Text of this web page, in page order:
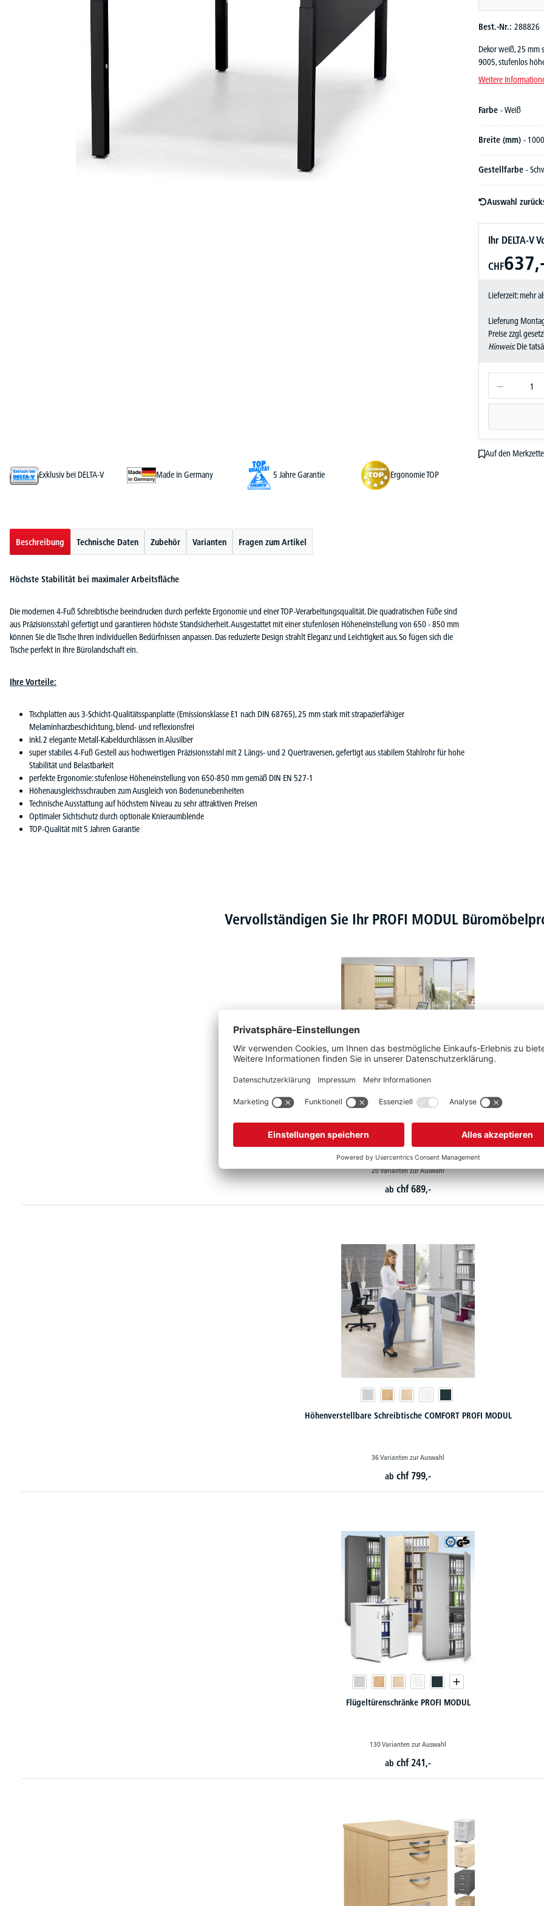
Best.-Nr.: 288826
Dekor weiß, 25 mm
9005, stufenlos
Weitere
Farbe - Weiß
Breite (mm) - 1000
Gestellfarbe -
Auswahl
Ihr DELTA-V
CHF
Lieferzeit: mehr
Lieferung
Preise zzgl.
Hinweis: Die
Auf den Merkzettel
Exklusiv bei DELTA-V
Made in Germany 5 Jahre Garantie Ergonomie TOP
Beschreibung Technische Daten Zubehör Varianten Fragen zum Artikel
Höchste Stabilität bei maximaler Arbeitsfläche
Die modernen 4-Fuß Schreibtische beeindrucken durch perfekte Ergonomie und einer TOP-Verarbeitungsqualität. Die quadratischen Füße sind
aus Präzisionsstahl gefertigt und garantieren höchste Standsicherheit. Ausgestattet mit einer stufenlosen Höheneinstellung von 650 - 850 mm
können Sie die Tische Ihren individuellen Bedürfnissen anpassen. Das reduzierte Design strahlt Eleganz und Leichtigkeit aus. So fügen sich die
Tische perfekt in Ihre Bürolandschaft ein.
Ihre Vorteile:
Tischplatten aus 3-Schicht-Qualitätsspanplatte (Emissionsklasse E1 nach DIN 68765), 25 mm stark mit strapazierfähiger
Melaminharzbeschichtung, blend- und reflexionsfrei
inkl. 2 elegante Metall-Kabeldurchlässen in Alusilber
super stabiles 4-Fuß Gestell aus hochwertigen Präzisionsstahl mit 2 Längs- und 2 Quertraversen, gefertigt aus stabilem Stahlrohr für hohe
Stabilität und Belastbarkeit
perfekte Ergonomie: stufenlose Höheneinstellung von 650-850 mm gemäß DIN EN 527-1
Höhenausgleichsschrauben zum Ausgleich von Bodenunebenheiten
Technische Ausstattung auf höchstem Niveau zu sehr attraktiven Preisen
Optimaler Sichtschutz durch optionale Knieraumblende
TOP-Qualität mit 5 Jahren Garantie
Vervollständigen Sie Ihr PROFI MODUL
Höhenverstellbare Schreibtische BASIC PROFI MODUL
20 Varianten zur Auswahl
ab chf 689,-
Höhenverstellbare Schreibtische COMFORT PROFI MODUL
36 Varianten zur Auswahl
ab chf 799,-
Flügeltürenschränke PROFI MODUL
130 Varianten zur Auswahl
ab chf 241,-